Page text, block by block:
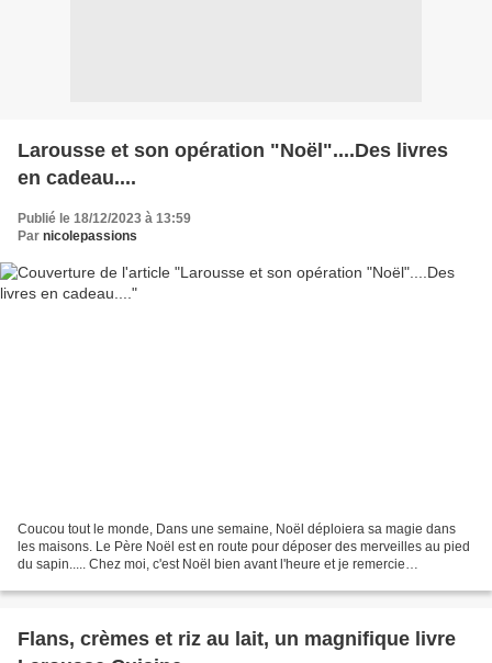
Larousse et son opération "Noël"....Des livres
en cadeau....
Publié le 18/12/2023 à 13:59
Par nicolepassions
Coucou tout le monde, Dans une semaine, Noël déploiera sa magie dans
les maisons. Le Père Noël est en route pour déposer des merveilles au pied
du sapin..... Chez moi, c'est Noël bien avant l'heure et je remercie
Flans, crèmes et riz au lait, un magnifique livre